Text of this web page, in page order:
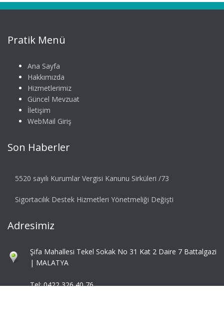
Pratik Menü
Ana Sayfa
Hakkımızda
Hizmetlerimiz
Güncel Mevzuat
İletişim
WebMail Giriş
Son Haberler
5520 sayılı Kurumlar Vergisi Kanunu Sirküleri /73
Sigortacılık Destek Hizmetleri Yönetmeliği Değişti
Adresimiz
Şifa Mahallesi Tekel Sokak No 31 Kat 2 Daire 7 Battalgazi
| MALATYA
Tel: 0422 326 40 76